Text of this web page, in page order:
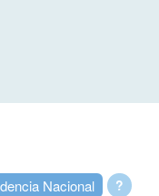
?
Nacional